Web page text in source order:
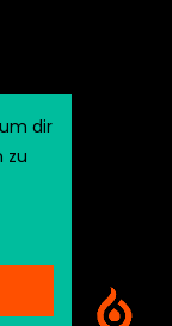
dir
zu